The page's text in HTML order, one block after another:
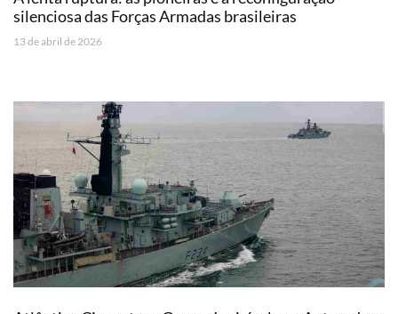
silenciosa das Forças Armadas brasileiras
13 de abril de 2026